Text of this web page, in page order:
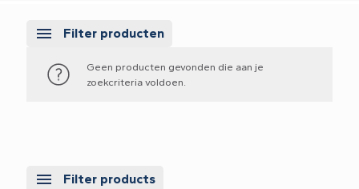
Filter producten
Geen producten gevonden die aan je
zoekcriteria voldoen.
Filter products